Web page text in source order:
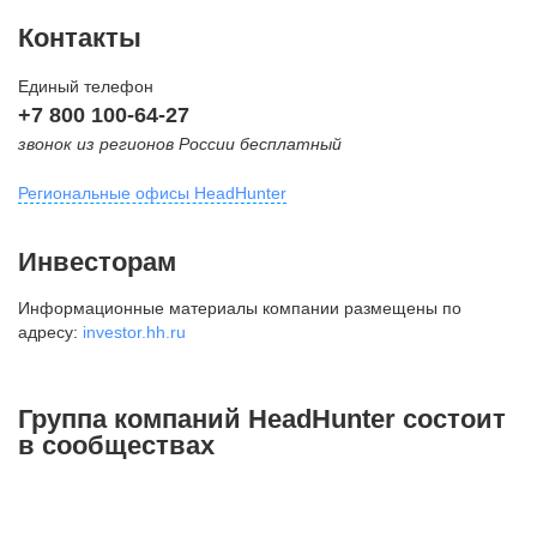
Контакты
Единый телефон
+7 800 100-64-27
звонок из регионов России бесплатный
Региональные офисы HeadHunter
внутригородская территория
Муниципальный округ Тверской,
2-я Брестская ул., д. 48,
+7 495 980-64-27
Инвесторам
Информационные материалы компании размещены по
адресу: investor.hh.ru
Группа компаний HeadHunter состоит
в сообществах